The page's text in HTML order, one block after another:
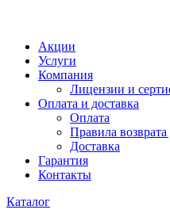
Акции
Услуги
Компания
Лицензии и
Оплата и доставка
Оплата
Правила
Доставка
Гарантия
Контакты
Каталог